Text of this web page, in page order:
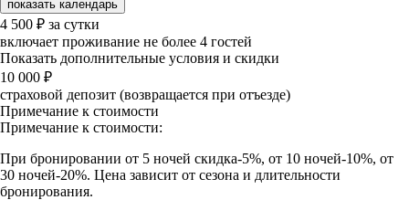
показать календарь
4 500 ₽ за сутки
включает проживание не более 4 гостей
Показать дополнительные условия и скидки
10 000 ₽
страховой депозит (возвращается при отъезде)
Примечание к стоимости
Примечание к стоимости:
При бронировании от 5 ночей скидка-5%, от 10 ночей-10%, от
30 ночей-20%. Цена зависит от сезона и длительности
бронирования.